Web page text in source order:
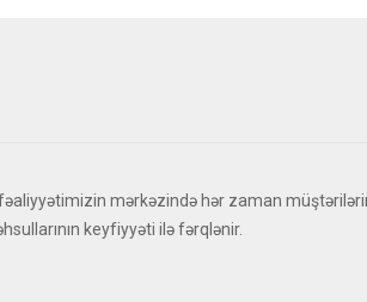
mərkəzində hər zaman
keyfiyyəti ilə fərqlənir.